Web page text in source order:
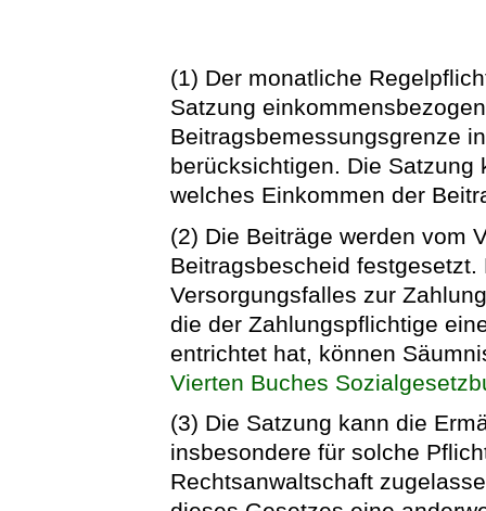
(1) Der monatliche
Satzung
Beitragsbemessungsgrenze
berücksichtigen. Die
welches Einkommen der
(2) Die Beiträge werden vom
Beitragsbescheid
Versorgungsfalles zur
die der Zahlungspflichtige
entrichtet hat, können
Vierten Buches
(3) Die Satzung kann die
insbesondere für solche
Rechtsanwaltschaft